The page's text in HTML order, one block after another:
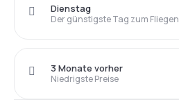
Der günstigste Tag zum Fliegen
Dienstag
Niedrigste Preise
3 Monate vorher